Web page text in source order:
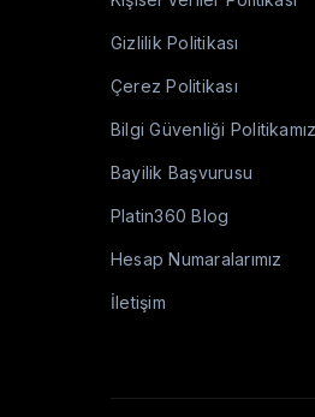
Gizlilik Politikası
Çerez Politikası
Bilgi Güvenliği Politikamız
Bayilik Başvurusu
Platin360 Blog
Hesap Numaralarımız
İletişim